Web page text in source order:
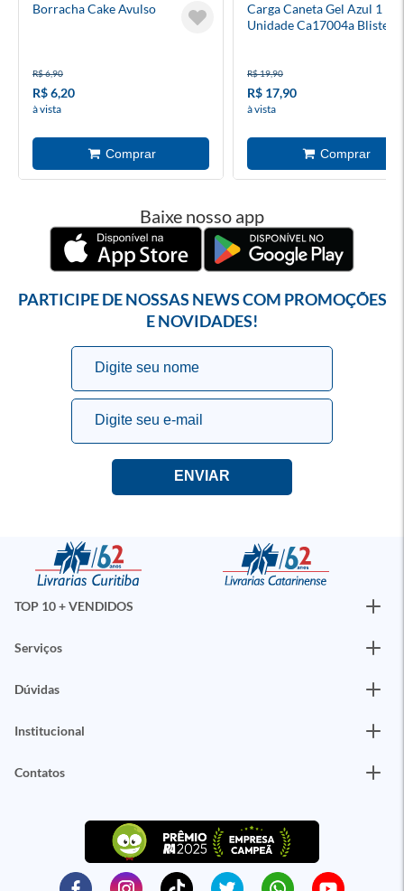
Borracha Cake Avulso
R$ 6,90
R$ 6,20
à vista
Carga Caneta Gel Azul 1
Unidade Ca17004a Blister
R$ 19,90
R$ 17,90
à vista
Baixe nosso app
PARTICIPE DE NOSSAS NEWS COM PROMOÇÕES
E NOVIDADES!
TOP 10 + VENDIDOS
Serviços
Dúvidas
Institucional
Contatos